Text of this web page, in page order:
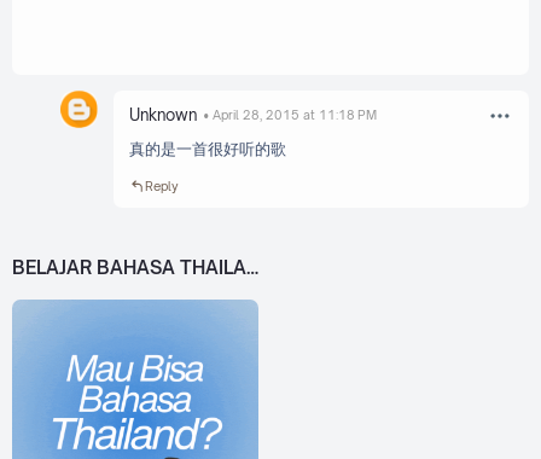
Unknown April 28, 2015 at 11:18 PM
真的是一首很好听的歌
Reply
BELAJAR BAHASA THAILAND DARI 0!